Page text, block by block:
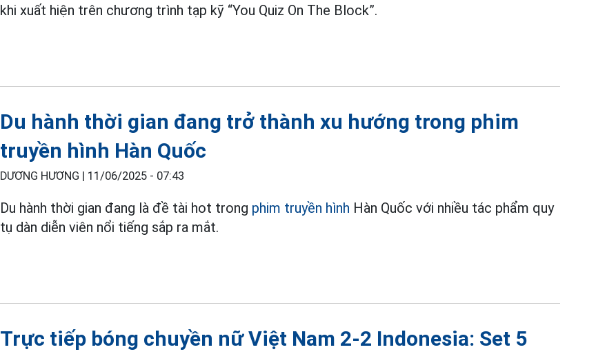
khi xuất hiện trên chương trình tạp kỹ “You Quiz On The Block”.
Du hành thời gian đang trở thành xu hướng trong phim
truyền hình Hàn Quốc
DƯƠNG HƯƠNG | 11/06/2025 - 07:43
Du hành thời gian đang là đề tài hot trong phim truyền hình Hàn Quốc với nhiều tác phẩm quy
tụ dàn diễn viên nổi tiếng sắp ra mắt.
Trực tiếp bóng chuyền nữ Việt Nam 2-2 Indonesia: Set 5